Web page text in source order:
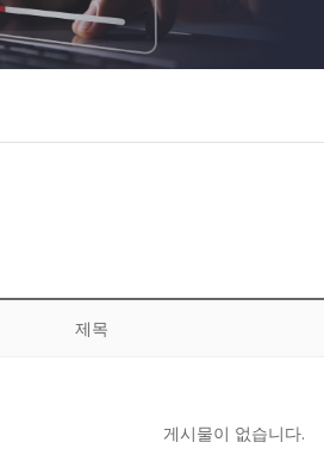
제목
게시물이 없습니다.